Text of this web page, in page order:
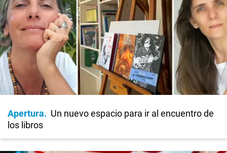
Apertura
Un nuevo espacio para ir al encuentro de
los libros